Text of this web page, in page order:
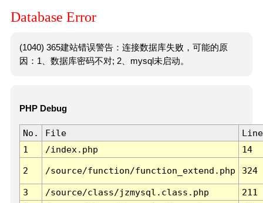
Database Error
(1040) 365建站错误警告：连接数据库失败，可能的原
因：1、数据库密码不对; 2、mysql未启动。
PHP Debug
No. File
Line
1
/index.php 14
2 /source/function/function_extend.php 324
3 /source/class/jzmysql.class.php
211